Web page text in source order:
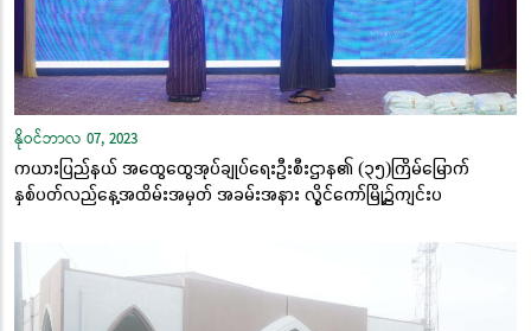
နိုဝင်ဘာလ 07, 2023
ကယားပြည်နယ် အထွေထွေအုပ်ချုပ်ရေးဦးစီးဌာန၏ (၃၅)ကြိမ်မြောက်
နှစ်ပတ်လည်နေ့အထိမ်းအမှတ် အခမ်းအနား လွိုင်ကော်မြို့၌ကျင်းပ